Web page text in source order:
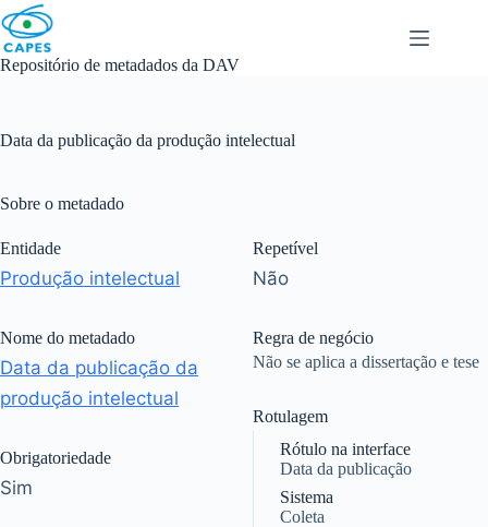
Skip
to
content
Repositório de metadados da DAV
Data da publicação da produção intelectual
Sobre o metadado
Entidade
Produção intelectual
Nome do metadado
Data da publicação da
produção intelectual
Obrigatoriedade
Sim
Repetível
Não
Regra de negócio
Não se aplica a dissertação e tese
Rotulagem
Rótulo na interface
Data da publicação
Sistema
Coleta